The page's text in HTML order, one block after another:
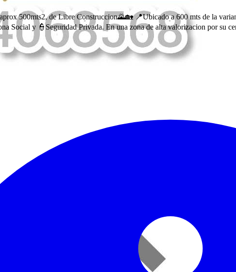
500mts2, de Libre Construccion🌄🏡 📍Ubicado a 600 mts de la
Social y 👮Seguridad Privada. En una zona de alta valorizacion por